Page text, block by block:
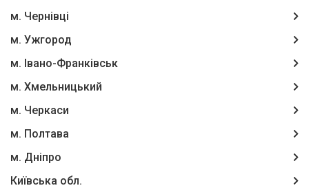
м. Чернівці
м. Ужгород
м. Івано-Франківськ
м. Хмельницький
м. Черкаси
м. Полтава
м. Дніпро
Київська обл.